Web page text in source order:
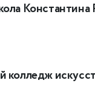
Константина